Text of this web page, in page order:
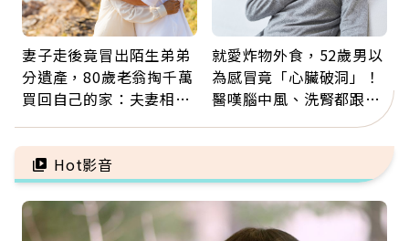
妻子走後竟冒出陌生弟弟
分遺產，80歲老翁掏千萬
買回自己的家：夫妻相守
就愛炸物外食，52歲男以
為感冒竟「心臟破洞」！
醫嘆腦中風、洗腎都跟它
有關：4警訊是心臟在呼
救
Hot影音